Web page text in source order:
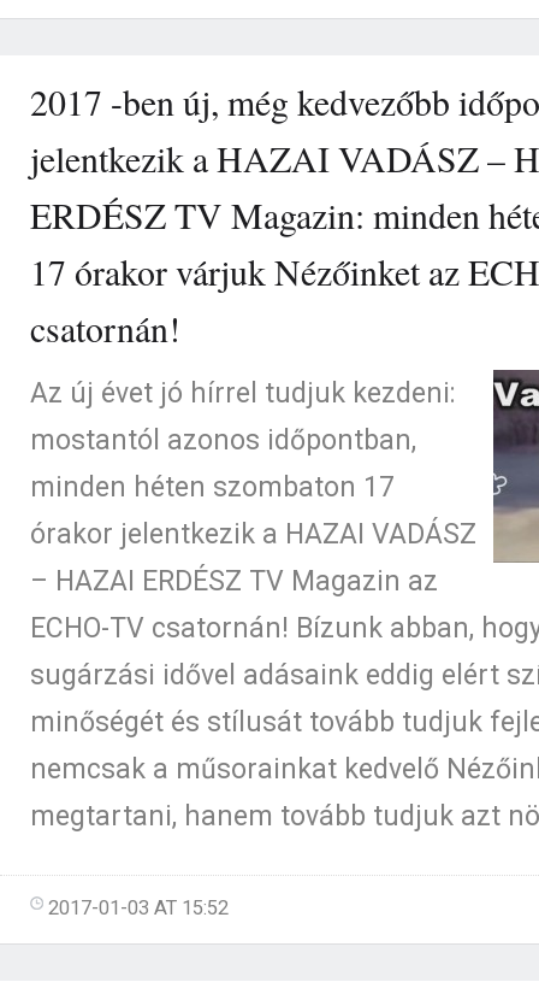
2017 -ben új, még kedvezőbb
jelentkezik a HAZAI VADÁSZ –
ERDÉSZ TV Magazin: minden
17 órakor várjuk Nézőinket az
csatornán!
Az új évet jó hírrel tudjuk kezdeni:
mostantól azonos időpontban,
minden héten szombaton 17
órakor jelentkezik a HAZAI VADÁSZ
– HAZAI ERDÉSZ TV Magazin az
ECHO-TV csatornán! Bízunk abban,
sugárzási idővel adásaink eddig elért
minőségét és stílusát tovább tudjuk
nemcsak a műsorainkat kedvelő
megtartani, hanem tovább tudjuk azt
2017-01-03 AT 15:52